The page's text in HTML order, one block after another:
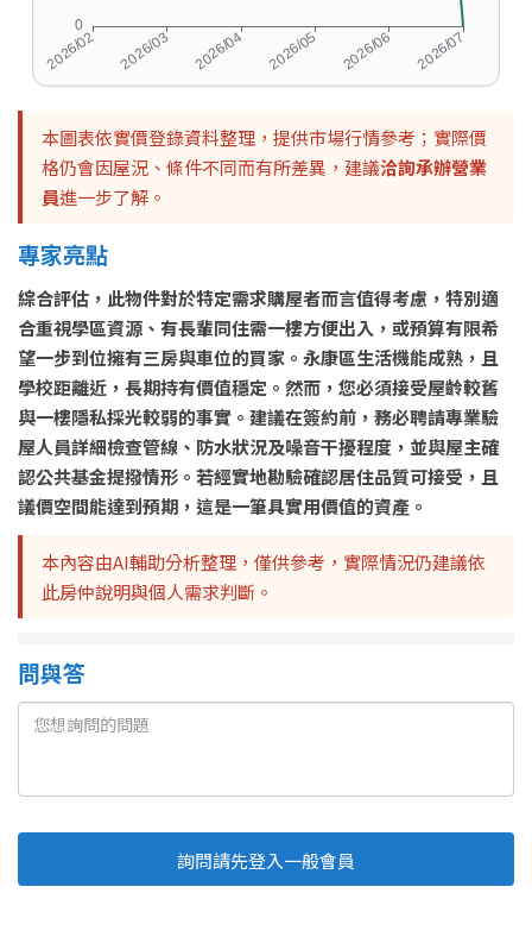
本圖表依實價登錄資料整理，提供市場行情參考；實際價
格仍會因屋況、條件不同而有所差異，建議洽詢承辦營業
員進一步了解。
專家亮點
綜合評估，此物件對於特定需求購屋者而言值得考慮，特別適
合重視學區資源、有長輩同住需一樓方便出入，或預算有限希
望一步到位擁有三房與車位的買家。永康區生活機能成熟，且
學校距離近，長期持有價值穩定。然而，您必須接受屋齡較舊
與一樓隱私採光較弱的事實。建議在簽約前，務必聘請專業驗
屋人員詳細檢查管線、防水狀況及噪音干擾程度，並與屋主確
認公共基金提撥情形。若經實地勘驗確認居住品質可接受，且
議價空間能達到預期，這是一筆具實用價值的資產。
本內容由AI輔助分析整理，僅供參考，實際情況仍建議依
此房仲說明與個人需求判斷。
問與答
詢問請先登入一般會員